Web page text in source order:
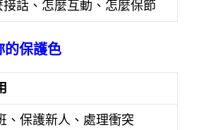
接話、怎麼互動、怎麼保節
的保護色
、保護新人、處理衝突